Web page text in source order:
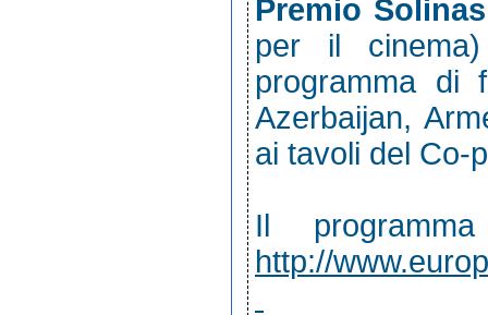
Premio
per il
programma di
Azerbaijan,
ai tavoli del Co-
Il
http://